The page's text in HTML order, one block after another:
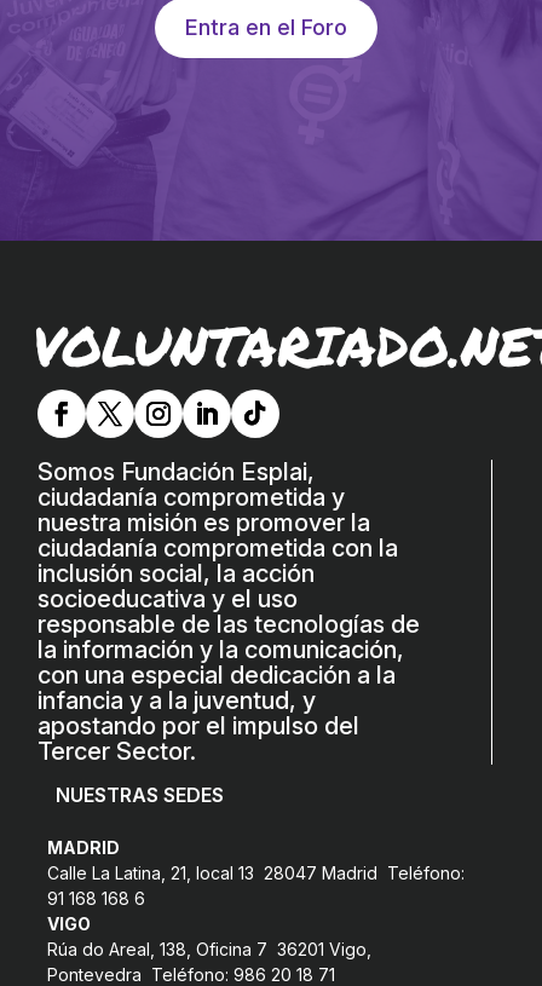
Entra en el Foro
Somos Fundación Esplai,
ciudadanía comprometida y
nuestra misión es promover la
ciudadanía comprometida con la
inclusión social, la acción
socioeducativa y el uso
responsable de las tecnologías de
la información y la comunicación,
con una especial dedicación a la
infancia y a la juventud, y
apostando por el impulso del
Tercer Sector.
NUESTRAS SEDES
MADRID
Calle La Latina, 21, local 13 28047 Madrid Teléfono:
91 168 168 6
VIGO
Rúa do Areal, 138, Oficina 7 36201 Vigo,
Pontevedra Teléfono: 986 20 18 71